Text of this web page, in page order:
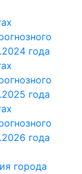
года
года
года
города